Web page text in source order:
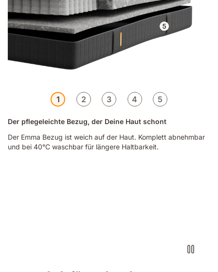
1 2 3 4 5
Der pflegeleichte Bezug, der Deine Haut schont
Der Emma Bezug ist weich auf der Haut. Komplett abnehmbar
und bei 40°C waschbar für längere Haltbarkeit.